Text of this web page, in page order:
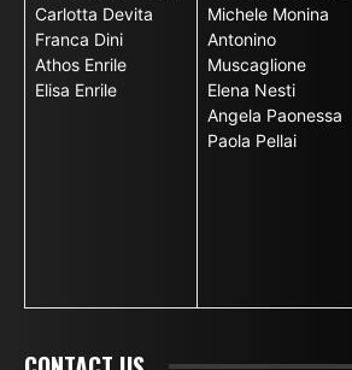
Carlotta Devita
Franca Dini
Athos Enrile
Elisa Enrile
Michele Monina
Antonino
Muscaglione
Elena Nesti
Angela Paonessa
Paola Pellai